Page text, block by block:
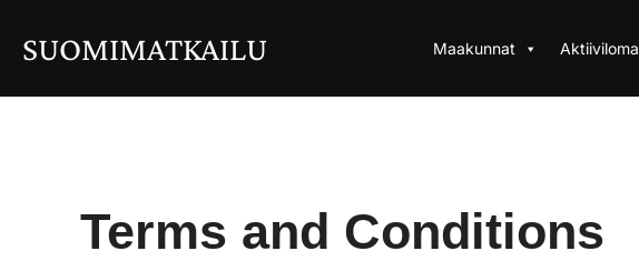
content
SUOMIMATKAILU Maakunnat Aktiiviloma
Terms and Conditions